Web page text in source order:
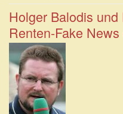
Holger Balodis
Renten-Fake